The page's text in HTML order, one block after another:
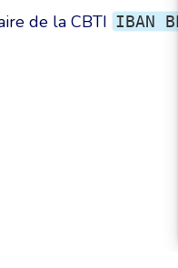
de la CBTI IBAN